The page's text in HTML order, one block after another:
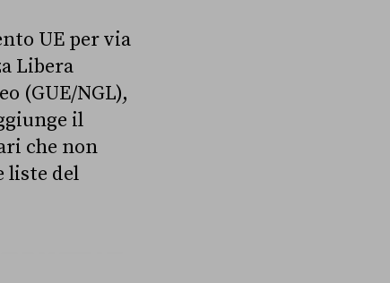
UE per via
Libera
(GUE/NGL),
il
che non
liste del